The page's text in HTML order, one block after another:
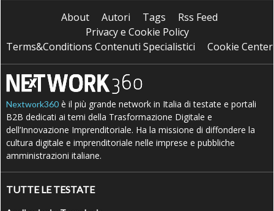
About Autori Tags
Rss Feed
Privacy e Cookie Policy
Terms&Conditions Contenuti Specialistici
Cookie Center
Nextwork360 è il più grande network in Italia di testate e portali
B2B dedicati ai temi della Trasformazione Digitale e
dell’Innovazione Imprenditoriale. Ha la missione di diffondere la
cultura digitale e imprenditoriale nelle imprese e pubbliche
amministrazioni italiane.
TUTTE LE TESTATE